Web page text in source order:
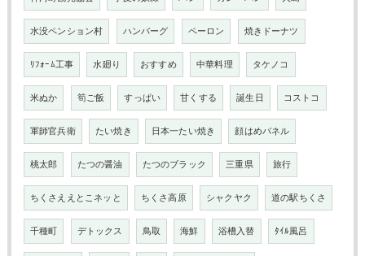
水没ペンション村 ハンバーグ ペーロン 焼きドーナツ
ﾘﾌｫｰﾑ工事 水廻り おすすめ 中華料理 タケノコ
米ぬか 筍ご飯 すっぱい 甘くする 誕生日 コストコ
軍師官兵衛 たい焼き 日本一たい焼き 顔はめパネル
桃太郎 たつの醤油 たつのブラック 三重県 旅行
ちくさええとこネッと ちくさ高原 シャクヤク 道の駅ちくさ
千種町 デトックス 鳥取 海鮮 浴槽入替 ﾀｲﾙ風呂